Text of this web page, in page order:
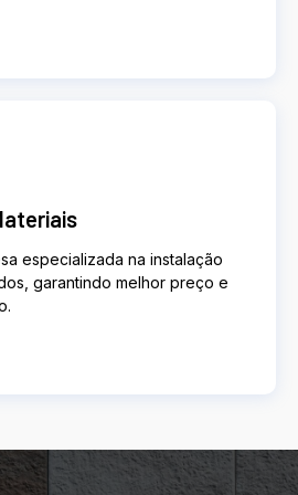
especializada na instalação
garantindo melhor preço e